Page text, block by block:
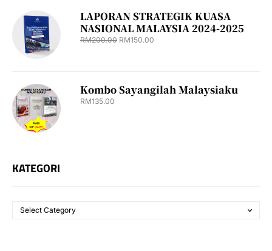
LAPORAN STRATEGIK KUASA
NASIONAL MALAYSIA 2024-2025
RM200.00 RM150.00
Kombo Sayangilah Malaysiaku
RM135.00
KATEGORI